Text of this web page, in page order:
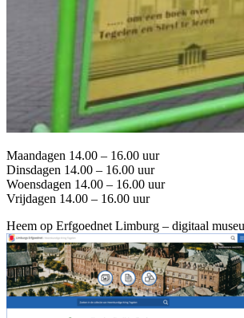
Maandagen 14.00 – 16.00 uur
Dinsdagen 14.00 – 16.00 uur
Woensdagen 14.00 – 16.00 uur
Vrijdagen 14.00 – 16.00 uur
Heem op Erfgoednet Limburg – digitaal